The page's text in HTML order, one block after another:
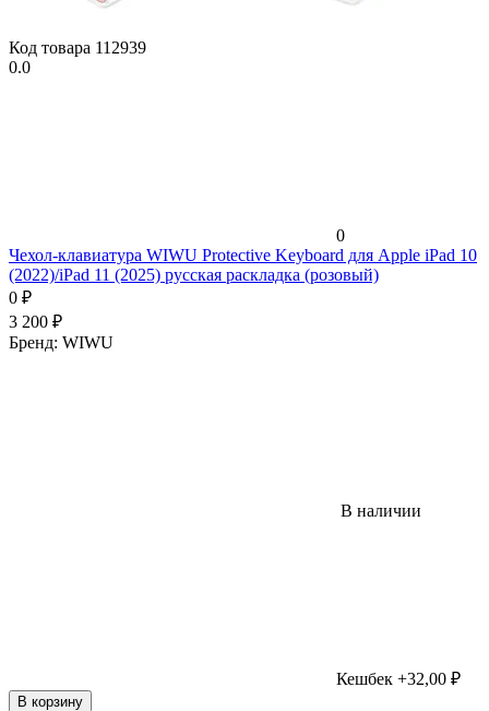
Код товара 112939
0.0
0
Чехол-клавиатура WIWU Protective Keyboard для Apple iPad 10
(2022)/iPad 11 (2025) русская раскладка (розовый)
0 ₽
3 200 ₽
Бренд: WIWU
В наличии
Кешбек +32,00 ₽
В корзину